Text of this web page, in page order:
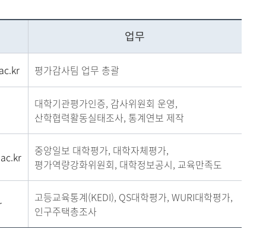
업무
평가감사팀 업무 총괄
대학기관평가인증, 감사위원회 운영,
산학협력활동실태조사, 통계연보 제작
중앙일보 대학평가, 대학자체평가,
평가역량강화위원회, 대학정보공시, 교육만족도
고등교육통계(KEDI), QS대학평가, WURI대학평가,
인구주택총조사